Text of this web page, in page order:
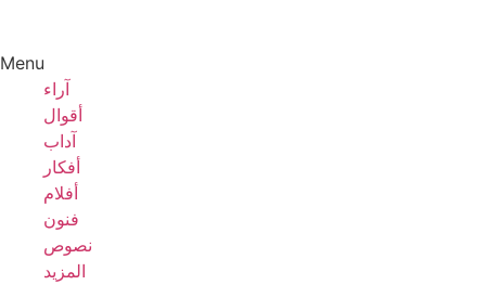
Menu
آراء
أقوال
آداب
أفكار
أفلام
فنون
نصوص
المزيد